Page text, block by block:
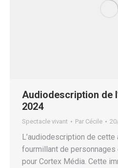
Audiodescription de
2024
Spectacle vivant Par Cécile
L’audiodescription de cette
fourmillant de
pour Cortex Média. Cette